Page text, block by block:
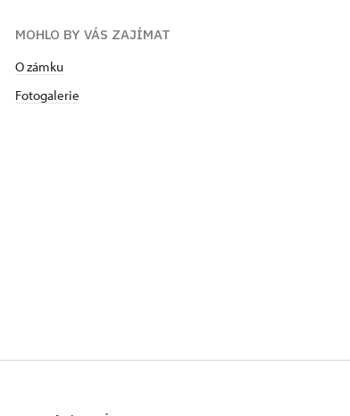
MOHLO BY VÁS ZAJÍMAT
O zámku
Fotogalerie